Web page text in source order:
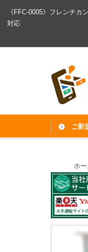
《FFC-0005》フレンチ
対応
ご新
ホー